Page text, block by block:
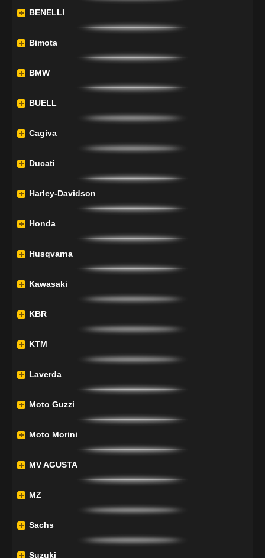
BENELLI
Bimota
BMW
BUELL
Cagiva
Ducati
Harley-Davidson
Honda
Husqvarna
Kawasaki
KBR
KTM
Laverda
Moto Guzzi
Moto Morini
MV AGUSTA
MZ
Sachs
Suzuki